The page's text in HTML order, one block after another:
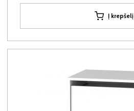
Į krepšelį